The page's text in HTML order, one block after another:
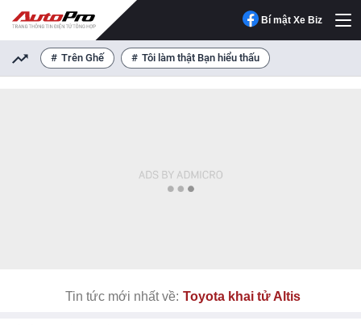
Bí mật Xe Biz
Trên Ghế Tôi làm thật Bạn hiểu thấu
Tin tức mới nhất về: Toyota khai tử Altis